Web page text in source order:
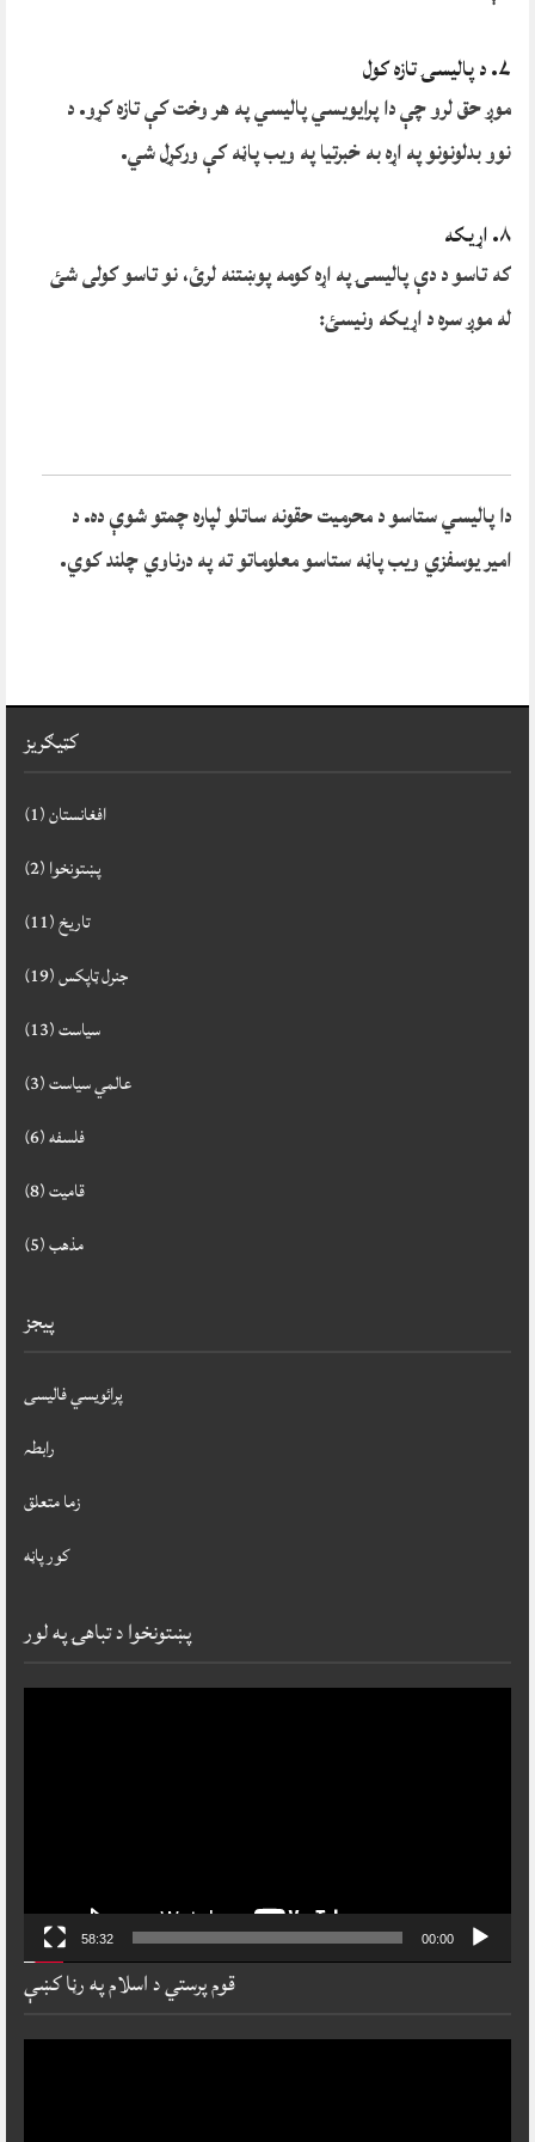
۷. د پالیسۍ تازه کول
موږ حق لرو چې دا پرایویسي پاليسي په هر وخت کې تازه کړو. د
نوو بدلونونو په اړه به خبرتیا په ویب پاڼه کې ورکړل شي.
۸. اړیکه
که تاسو د دې پالیسۍ په اړه کومه پوښتنه لرئ، نو تاسو کولی شئ
له موږ سره د اړیکه ونیسئ:
دا پاليسي ستاسو د محرمیت حقونه ساتلو لپاره چمتو شوې ده. د
امیر یوسفزي ویب پاڼه ستاسو معلوماتو ته په درناوي چلند کوي.
کټيګريز
افغانستان(1)
پښتونخوا(2)
تاريخ(11)
جنرل ټاپکس(19)
سياست(13)
‌عالمي سياست(3)
فلسفه(6)
قاميت(8)
مذهب(5)
پيجز
پرائویسي فالیسی
رابطہ
زما متعلق
کور پاڼه
پښتونخوا د تباهۍ په لور
00:00
58:32
قوم پرستي د اسلام په رڼا کښې